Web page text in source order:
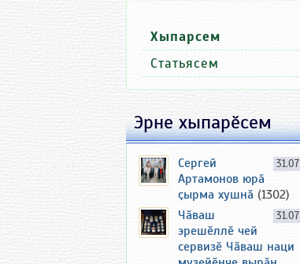
Хыпарсем
Статьясем
Эрне хыпарӗсем
31.07
Сергей
Артамонов юрӑ
ҫырма хушнӑ (1302)
31.07
Чӑваш
эрешӗллӗ чей
сервизӗ Чӑваш наци